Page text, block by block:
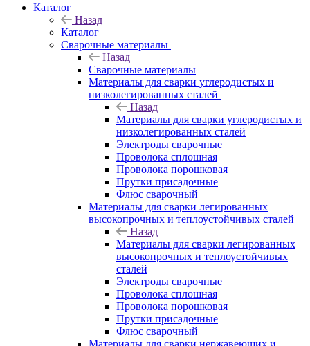
Каталог
Назад
Каталог
Сварочные материалы
Назад
Сварочные материалы
Материалы для сварки углеродистых и
низколегированных сталей
Назад
Материалы для сварки углеродистых и
низколегированных сталей
Электроды сварочные
Проволока сплошная
Проволока порошковая
Прутки присадочные
Флюс сварочный
Материалы для сварки легированных
высокопрочных и теплоустойчивых сталей
Назад
Материалы для сварки легированных
высокопрочных и теплоустойчивых
сталей
Электроды сварочные
Проволока сплошная
Проволока порошковая
Прутки присадочные
Флюс сварочный
Материалы для сварки нержавеющих и